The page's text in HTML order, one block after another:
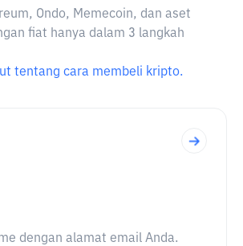
Ondo, Memecoin, dan aset
fiat hanya dalam 3 langkah
tentang cara membeli kripto.
dengan alamat email Anda.